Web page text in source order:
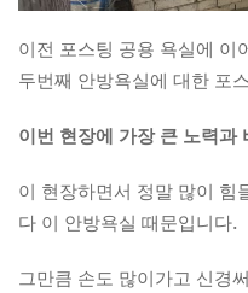
이전 포스팅 공용 욕실에 이
두번째 안방욕실에 대한 포
이번 현장에 가장 큰 노력과
이 현장하면서 정말 많이 힘
다 이 안방욕실 때문입니다.
그만큼 손도 많이가고 신경